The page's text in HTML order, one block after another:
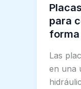
para
Las
en una